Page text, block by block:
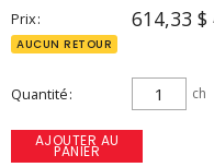
Prix 614,33 $
AUCUN RETOUR
Quantité ch
AJOUTER AU
PANIER